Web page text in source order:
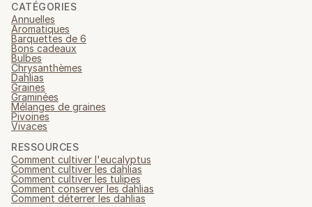
CATÉGORIES
Annuelles
Aromatiques
Barquettes de 6
Bons cadeaux
Bulbes
Chrysanthèmes
Dahlias
Graines
Graminées
Mélanges de graines
Pivoines
Vivaces
RESSOURCES
Comment cultiver l'eucalyptus
Comment cultiver les dahlias
Comment cultiver les tulipes
Comment conserver les dahlias
Comment déterrer les dahlias